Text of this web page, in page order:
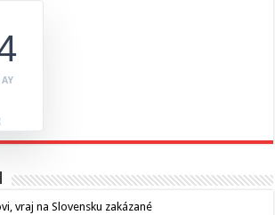
vraj na Slovensku zakázané